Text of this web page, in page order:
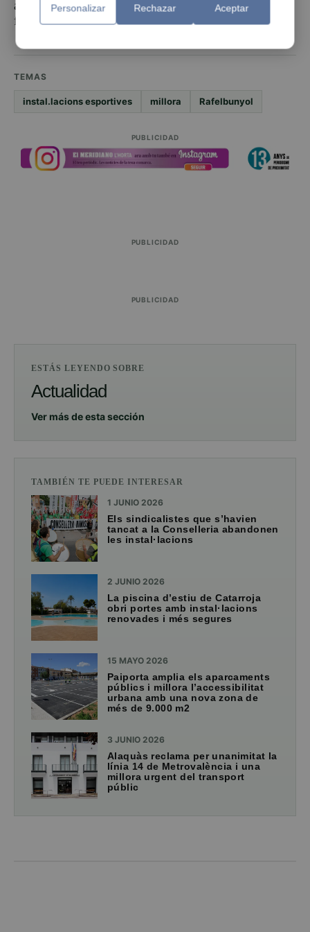
altres, les màquines renovades de les quals ja es pot
fer ús al gimnàs.
TEMAS
instal.lacions esportives millora Rafelbunyol
PUBLICIDAD
PUBLICIDAD
PUBLICIDAD
ESTÁS LEYENDO SOBRE
Actualidad
Ver más de esta sección
TAMBIÉN TE PUEDE INTERESAR
1 JUNIO 2026
Els sindicalistes que s’havien
tancat a la Conselleria abandonen
les instal·lacions
2 JUNIO 2026
La piscina d’estiu de Catarroja
obri portes amb instal·lacions
renovades i més segures
15 MAYO 2026
Paiporta amplia els aparcaments
públics i millora l’accessibilitat
urbana amb una nova zona de
més de 9.000 m2
3 JUNIO 2026
Alaquàs reclama per unanimitat la
línia 14 de Metrovalència i una
millora urgent del transport
públic
Personalizar Rechazar Aceptar